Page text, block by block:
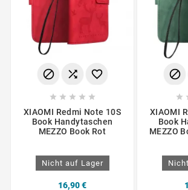
  
    
XIAOMI Redmi Note 10S
Book Handytaschen
MEZZO Book Rot
Nicht auf Lager
16,90 €


XIAOMI
Book
MEZZO